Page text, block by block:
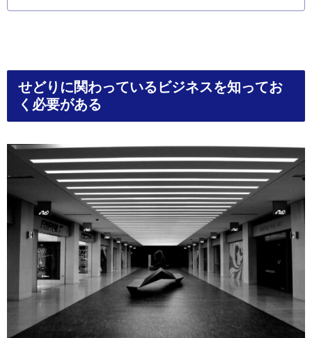
せどりに関わっているビジネスを知ってお
く必要がある